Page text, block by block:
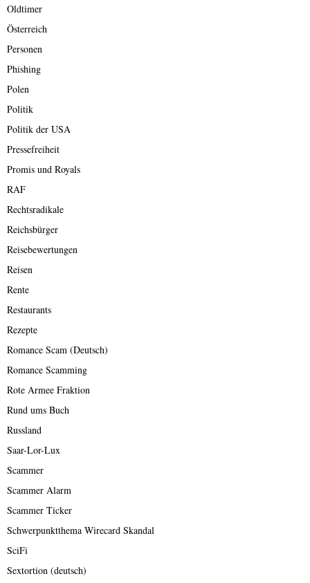
Oldtimer
Österreich
Personen
Phishing
Polen
Politik
Politik der USA
Pressefreiheit
Promis und Royals
RAF
Rechtsradikale
Reichsbürger
Reisebewertungen
Reisen
Rente
Restaurants
Rezepte
Romance Scam (Deutsch)
Romance Scamming
Rote Armee Fraktion
Rund ums Buch
Russland
Saar-Lor-Lux
Scammer
Scammer Alarm
Scammer Ticker
Schwerpunktthema Wirecard Skandal
SciFi
Sextortion (deutsch)